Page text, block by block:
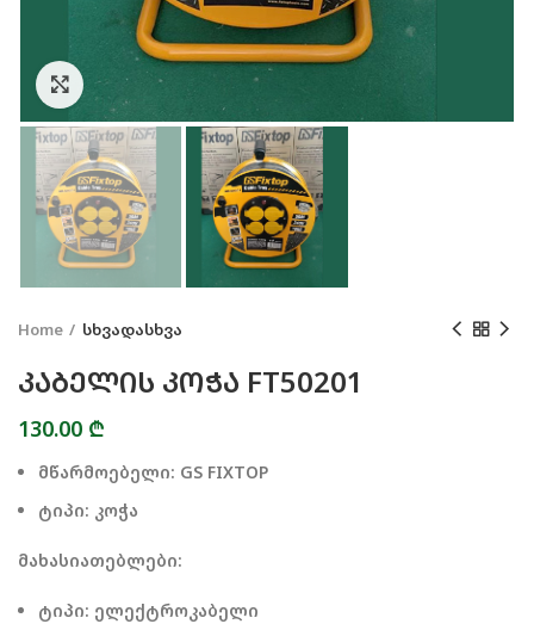
Click to enlarge
Home სხვადასხვა
ᲙᲐᲑᲔᲚᲘᲡ ᲙᲝᲭᲐ FT50201
130.00 ₾
მწარმოებელი: GS FIXTOP
ტიპი: კოჭა
მახასიათებლები:
ტიპი: ელექტროკაბელი